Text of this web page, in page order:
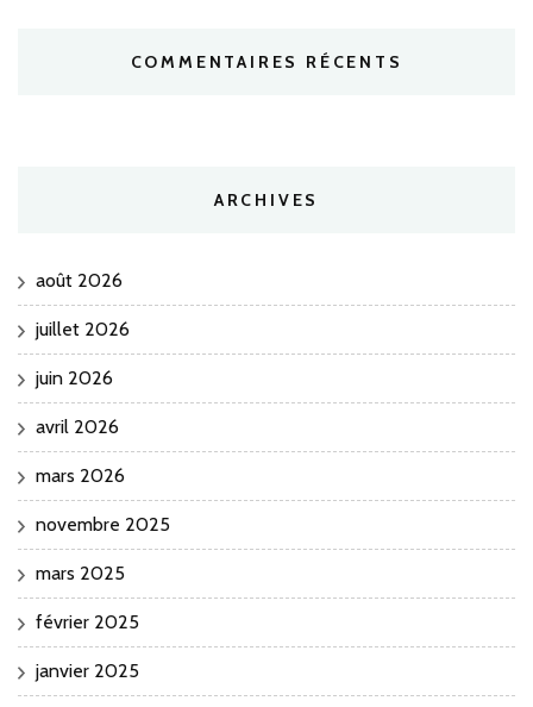
COMMENTAIRES RÉCENTS
ARCHIVES
août 2026
juillet 2026
juin 2026
avril 2026
mars 2026
novembre 2025
mars 2025
février 2025
janvier 2025